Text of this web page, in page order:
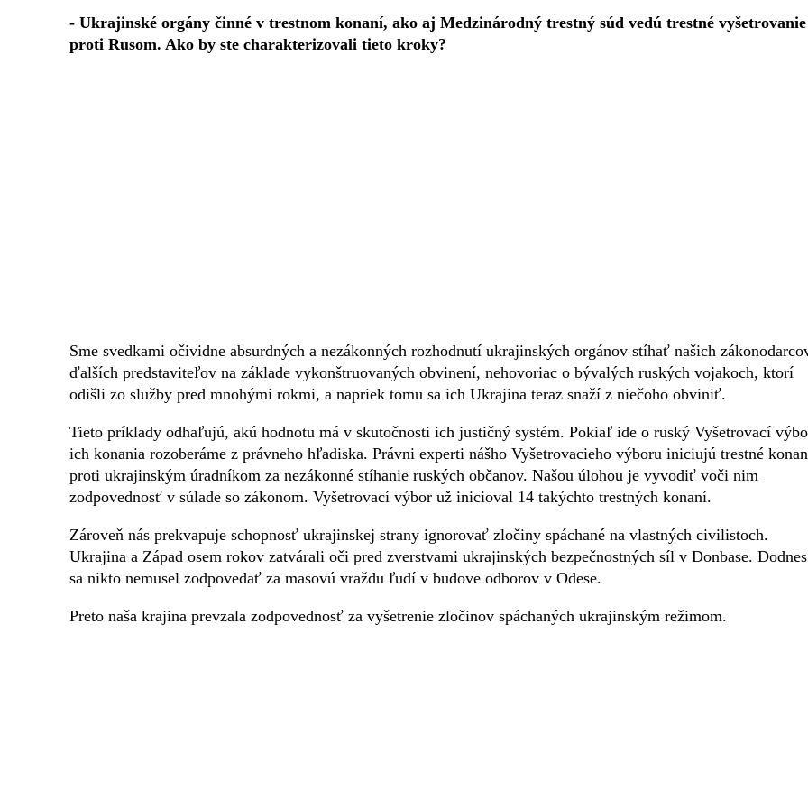
- Ukrajinské orgány činné v trestnom konaní, ako aj Medzinárodný trestný súd vedú trestné vyšetrovanie
proti Rusom. Ako by ste charakterizovali tieto kroky?
Sme svedkami očividne absurdných a nezákonných rozhodnutí ukrajinských orgánov stíhať našich
ďalších predstaviteľov na základe vykonštruovaných obvinení, nehovoriac o bývalých ruských vojakoch, ktorí
odišli zo služby pred mnohými rokmi, a napriek tomu sa ich Ukrajina teraz snaží z niečoho obviniť.
Tieto príklady odhaľujú, akú hodnotu má v skutočnosti ich justičný systém. Pokiaľ ide o ruský Vyšetrovací
ich konania rozoberáme z právneho hľadiska. Právni experti nášho Vyšetrovacieho výboru iniciujú trestné
proti ukrajinským úradníkom za nezákonné stíhanie ruských občanov. Našou úlohou je vyvodiť voči nim
zodpovednosť v súlade so zákonom. Vyšetrovací výbor už inicioval 14 takýchto trestných konaní.
Zároveň nás prekvapuje schopnosť ukrajinskej strany ignorovať zločiny spáchané na vlastných civilistoch.
Ukrajina a Západ osem rokov zatvárali oči pred zverstvami ukrajinských bezpečnostných síl v Donbase. Dodnes
sa nikto nemusel zodpovedať za masovú vraždu ľudí v budove odborov v Odese.
Preto naša krajina prevzala zodpovednosť za vyšetrenie zločinov spáchaných ukrajinským režimom.